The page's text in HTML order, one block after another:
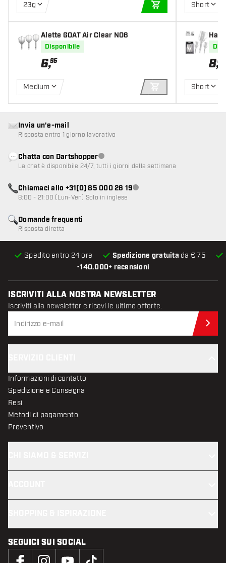
23g
AGGIUNGI AL
Alette GOAT Air Clear NO6
Disponibile
6,95
Medium
AGGIUNGI AL
Short
8,95
Short
•140.000+ recensioni
Spedito entro 24 ore Spedizione gratuita da € 75
Domande frequenti
Risposta diretta
Invia un'e-mail
Risposta entro 1 giorno lavorativo
Chatta con DartshopperServizio clienti non disponibile
La chat è disponibile 24/7, tutti i giorni della settimana
Chiamaci allo +31(0) 85 000 26 19Servizio clienti non disponibile
8:00 - 21:00 (Lun-Ven) Solo in inglese
ISCRIVITI ALLA NOSTRA NEWSLETTER
Iscriviti alla newsletter e ricevi le ultime offerte.
Informazioni di contatto
Spedizione e Consegna
Resi
Metodi di pagamento
Preventivo
SEGUICI SUI SOCIAL